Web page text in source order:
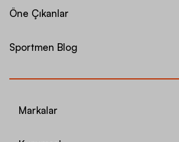
Öne Çıkanlar
Sportmen Blog
Markalar